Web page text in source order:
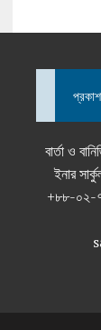
বার্তা ও
ইনার
+৮৮-০২-